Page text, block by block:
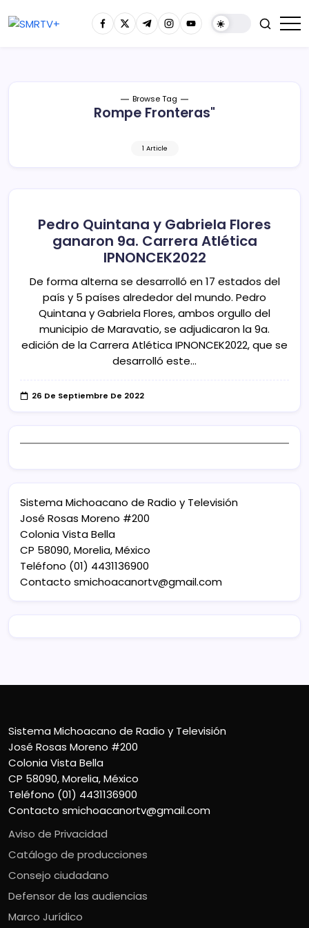
Browse Tag
Rompe Fronteras"
1 Article
Pedro Quintana y Gabriela Flores
ganaron 9a. Carrera Atlética
IPNONCEK2022
De forma alterna se desarrolló en 17 estados del
país y 5 países alrededor del mundo. Pedro
Quintana y Gabriela Flores, ambos orgullo del
municipio de Maravatio, se adjudicaron la 9a.
edición de la Carrera Atlética IPNONCEK2022, que se
desarrolló este…
26 De Septiembre De 2022
Sistema Michoacano de Radio y Televisión
José Rosas Moreno #200
Colonia Vista Bella
CP 58090, Morelia, México
Teléfono (01) 4431136900
Contacto smichoacanortv@gmail.com
Sistema Michoacano de Radio y Televisión
José Rosas Moreno #200
Colonia Vista Bella
CP 58090, Morelia, México
Teléfono (01) 4431136900
Contacto smichoacanortv@gmail.com
Aviso de Privacidad
Catálogo de producciones
Consejo ciudadano
Defensor de las audiencias
Marco Jurídico